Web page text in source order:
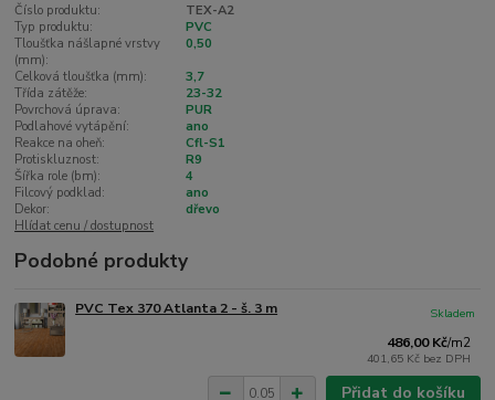
Číslo produktu:
TEX-A2
Typ produktu:
PVC
Tloušťka nášlapné vrstvy
(mm):
0,50
Celková tloušťka (mm):
3,7
Třída zátěže:
23-32
Povrchová úprava:
PUR
Podlahové vytápění:
ano
Reakce na oheň:
Cfl-S1
Protiskluznost:
R9
Šířka role (bm):
4
Filcový podklad:
ano
Dekor:
dřevo
Hlídat cenu / dostupnost
Podobné produkty
PVC Tex 370 Atlanta 2 - š. 3 m
486,00 Kč/m2
401,65 Kč bez DPH
Skladem
Přidat do košíku